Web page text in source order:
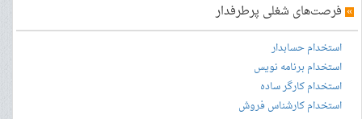
» فرصت‌های شغلی پرطرفدار
استخدام حسابدار
استخدام برنامه نویس
استخدام کارگر ساده
استخدام کارشناس فروش